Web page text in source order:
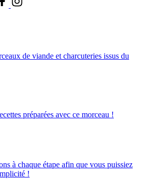
de viande et charcuteries issus du
préparées avec ce morceau !
à chaque étape afin que vous puissiez
!